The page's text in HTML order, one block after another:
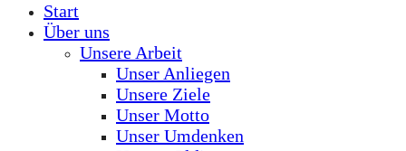
Start
Über uns
Unsere Arbeit
Unser Anliegen
Unsere Ziele
Unser Motto
Unser Umdenken